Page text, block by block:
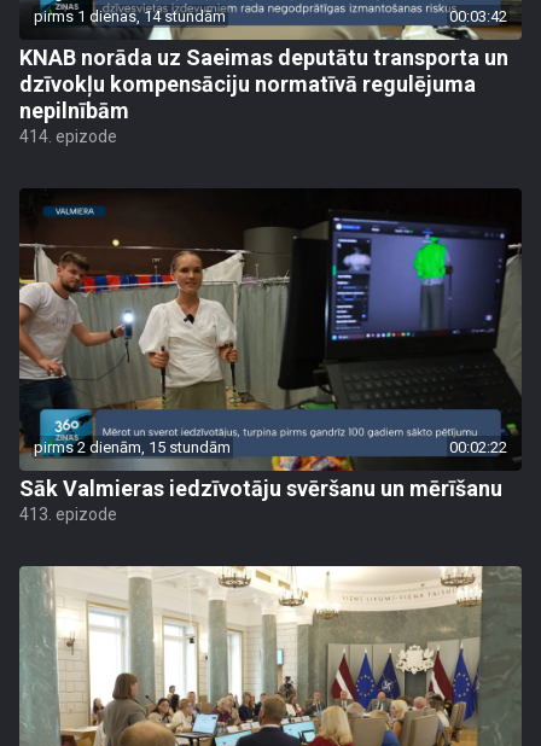
pirms 1 dienas, 14 stundām 00:03:42
KNAB norāda uz Saeimas deputātu transporta un
dzīvokļu kompensāciju normatīvā regulējuma
nepilnībām
414. epizode
pirms 2 dienām, 15 stundām 00:02:22
Sāk Valmieras iedzīvotāju svēršanu un mērīšanu
413. epizode